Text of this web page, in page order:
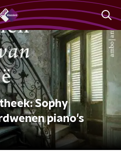
Sophy
piano's